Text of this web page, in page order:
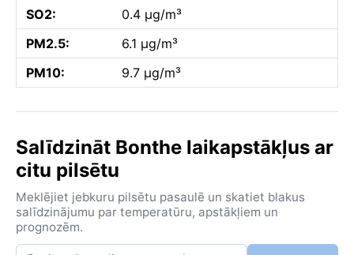
SO2:
0.4 µg/m³
PM2.5:
6.1 µg/m³
PM10:
9.7 µg/m³
Salīdzināt Bonthe laikapstākļus ar
citu pilsētu
Meklējiet jebkuru pilsētu pasaulē un skatiet blakus
salīdzinājumu par temperatūru, apstākļiem un
prognozēm.